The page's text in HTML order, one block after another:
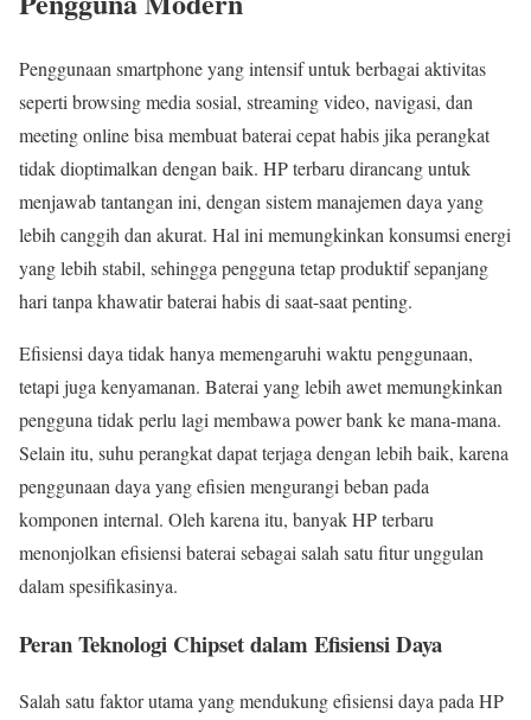
Penggunaan smartphone yang intensif untuk berbagai aktivitas
seperti browsing media sosial, streaming video, navigasi, dan
meeting online bisa membuat baterai cepat habis jika perangkat
tidak dioptimalkan dengan baik. HP terbaru dirancang untuk
menjawab tantangan ini, dengan sistem manajemen daya yang
lebih canggih dan akurat. Hal ini memungkinkan konsumsi energi
yang lebih stabil, sehingga pengguna tetap produktif sepanjang
hari tanpa khawatir baterai habis di saat-saat penting.
Efisiensi daya tidak hanya memengaruhi waktu penggunaan,
tetapi juga kenyamanan. Baterai yang lebih awet memungkinkan
pengguna tidak perlu lagi membawa power bank ke mana-mana.
Selain itu, suhu perangkat dapat terjaga dengan lebih baik, karena
penggunaan daya yang efisien mengurangi beban pada
komponen internal. Oleh karena itu, banyak HP terbaru
menonjolkan efisiensi baterai sebagai salah satu fitur unggulan
dalam spesifikasinya.
Peran Teknologi Chipset dalam Efisiensi Daya
Salah satu faktor utama yang mendukung efisiensi daya pada HP